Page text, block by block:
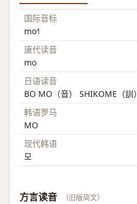
国际音标
mo˧˥
唐代读音
mo
日语读音
BO MO（音） SHIKOME（訓）
韩语罗马
MO
现代韩语
모
方言读音 （旧版简文）